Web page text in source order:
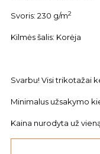
Svoris: 230 g/m2
Kilmės šalis: Korėja
Svarbu! Visi trikotažai
Minimalus užsakymo
Kaina nurodyta už